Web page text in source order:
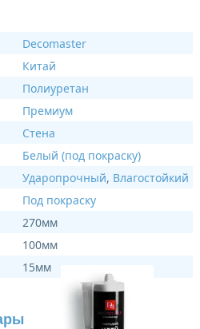
Decomaster
Китай
Полиуретан
Премиум
Стена
Белый (под покраску)
Ударопрочный, Влагостойкий
Под покраску
270мм
100мм
15мм